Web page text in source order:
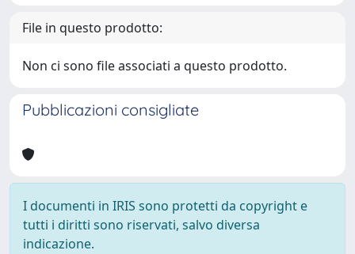
File in questo prodotto:
Non ci sono file associati a questo prodotto.
Pubblicazioni consigliate
I documenti in IRIS sono protetti da copyright e
tutti i diritti sono riservati, salvo diversa
indicazione.